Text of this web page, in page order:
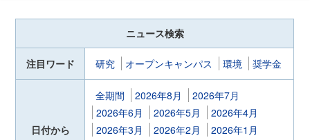
ニュース検索
注目ワード 研究 オープンキャンパス 環境 奨学金
日付から
全期間 2026年8月
2026年7月
2026年6月
2026年5月
2026年4月
2026年3月
2026年2月
2026年1月